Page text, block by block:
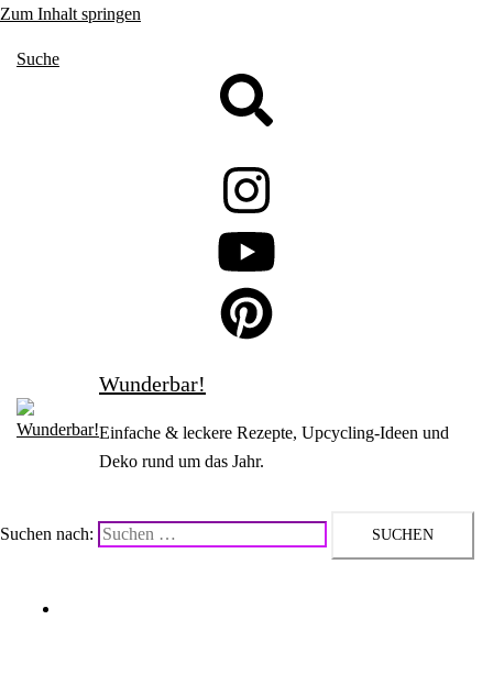
Zum Inhalt springen
Suche
Wunderbar!
Einfache & leckere Rezepte, Upcycling-Ideen und
Deko rund um das Jahr.
Suchen nach: